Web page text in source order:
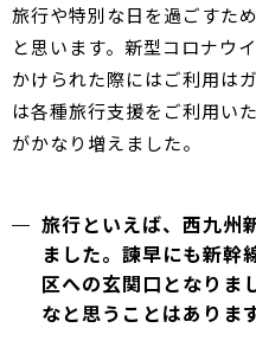
旅行や特別な日を過ごすた
と思います。新型コロナウ
かけられた際にはご利用は
は各種旅行支援をご利用い
がかなり増えました。
旅行といえば、西九州
ました。諫早にも新幹
区への玄関口となりま
なと思うことはありま